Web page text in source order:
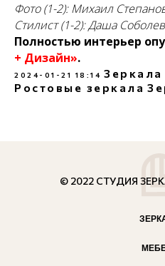
Фото (1-2): Михаил
Стилист (1-2): Даша
Полностью интерьер
+ Дизайн».
2024-01-21 18:14
Ростовые зеркала
© 2022 СТУДИЯ